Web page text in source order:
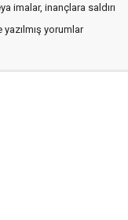
imalar, inançlara saldırı
yorumlar